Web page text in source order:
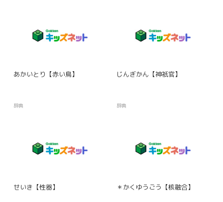
あかいとり【赤い鳥】
辞典
じんぎかん【神祇官】
辞典
せいき【性器】 ＊かくゆうごう【核融合】